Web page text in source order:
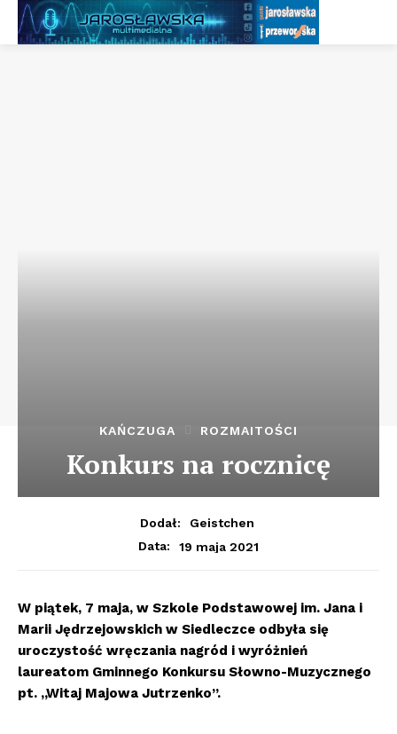
KAŃCZUGA ROZMAITOŚCI
Konkurs na rocznicę
Dodał:
Geistchen
Data:
19 maja 2021
W piątek, 7 maja, w Szkole Podstawowej im. Jana i
Marii Jędrzejowskich w Siedleczce odbyła się
uroczystość wręczania nagród i wyróżnień
laureatom Gminnego Konkursu Słowno-Muzycznego
pt. „Witaj Majowa Jutrzenko”.